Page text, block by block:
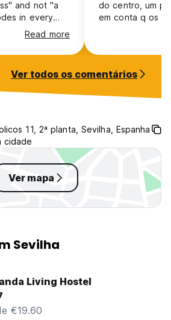
and not "a
in every
always wear a
are bad and
for saving
but no
of
is not
of the
af tho and its
station, but
Read more
do centro, um
em conta q os
almoço
Ver todos os comentários
11, 2ª planta, Sevilha, Espanha
cidade
Ver mapa
Sevilha
Living Hostel
€19.60